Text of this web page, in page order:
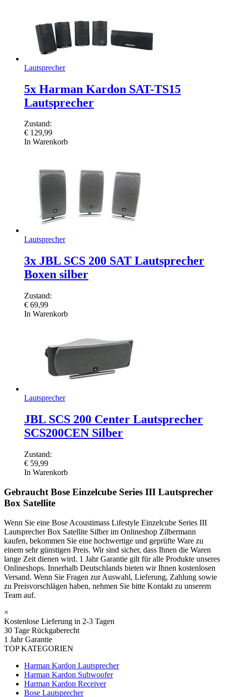
Lautsprecher
5x Harman Kardon SAT-TS15
Lautsprecher
Zustand:
€ 129,99
In Warenkorb
Lautsprecher
3x JBL SCS 200 SAT Lautsprecher
Boxen silber
Zustand:
€ 69,99
In Warenkorb
Lautsprecher
JBL SCS 200 Center Lautsprecher
SCS200CEN Silber
Zustand:
€ 59,99
In Warenkorb
Gebraucht Bose Einzelcube Series III Lautsprecher
Box Satellite
Wenn Sie eine Bose Acoustimass Lifestyle Einzelcube Series III
Lautsprecher Box Satellite Silber im Onlineshop Zilbermann
kaufen, bekommen Sie eine hochwertige und geprüfte Ware zu
einem sehr günstigen Preis. Wir sind sicher, dass Ihnen die Waren
lange Zeit dienen wird. 1 Jahr Garantie gilt für alle Produkte unseres
Onlineshops. Innerhalb Deutschlands bieten wir Ihnen kostenlosen
Versand. Wenn Sie Fragen zur Auswahl, Lieferung, Zahlung sowie
zu Preisvorschlägen haben, nehmen Sie bitte Kontakt zu unserem
Team auf.
×
Kostenlose Lieferung in 2-3 Tagen
30 Tage Rückgaberecht
1 Jahr Garantie
TOP KATEGORIEN
Harman Kardon Lautsprecher
Harman Kardon Subwoofer
Harman Kardon Receiver
Bose Lautsprecher